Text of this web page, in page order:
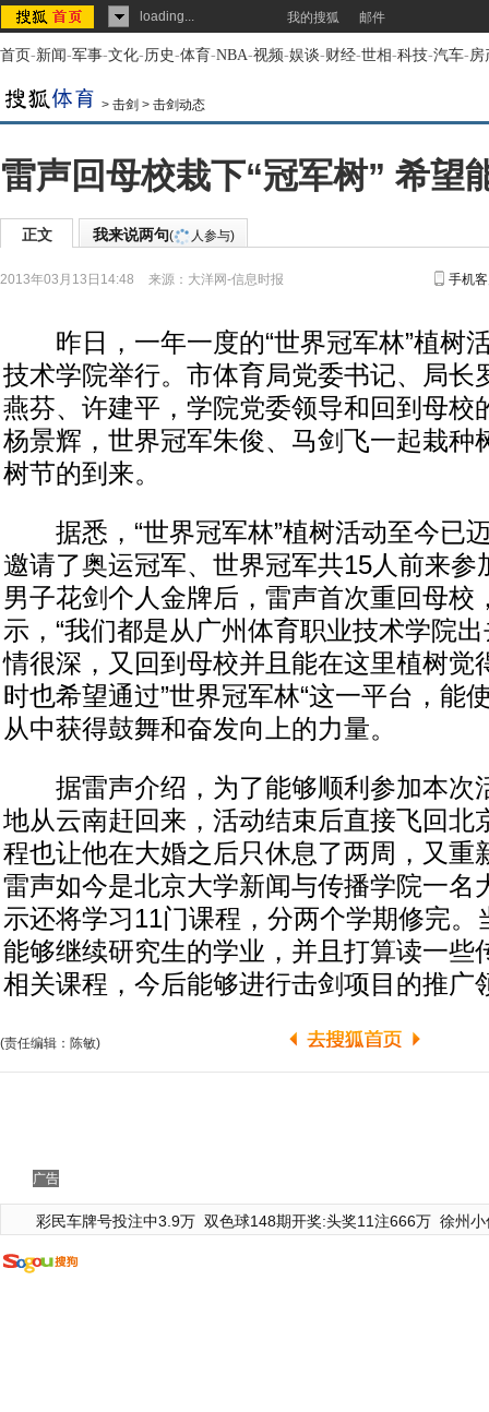
loading... 我的搜狐 邮件
首页-新闻-军事-文化-历史-体育-NBA-视频-娱谈-财经-世相-科技-汽车-房
> 击剑 > 击剑动态
雷声回母校栽下“冠军树” 希望
正文 我来说两句( 人参与)
2013年03月13日14:48 来源： 大洋网-信息时报 手机
昨日，一年一度的“世界冠军林”植树
技术学院举行。市体育局党委书记、局长
燕芬、许建平，学院党委领导和回到母校
杨景辉，世界冠军朱俊、马剑飞一起栽种
树节的到来。
据悉，“世界冠军林”植树活动至今已
邀请了奥运冠军、世界冠军共15人前来参
男子花剑个人金牌后，雷声首次重回母校
示，“我们都是从广州体育职业技术学院
情很深，又回到母校并且能在这里植树觉
时也希望通过”世界冠军林“这一平台，能
从中获得鼓舞和奋发向上的力量。
据雷声介绍，为了能够顺利参加本次
地从云南赶回来，活动结束后直接飞回北
程也让他在大婚之后只休息了两周，又重
雷声如今是北京大学新闻与传播学院一名
示还将学习11门课程，分两个学期修完。
能够继续研究生的学业，并且打算读一些
相关课程，今后能够进行击剑项目的推广
(责任编辑：陈敏)
广告
彩民车牌号投注中3.9万 双色球148期开奖:头奖11注666万 徐州